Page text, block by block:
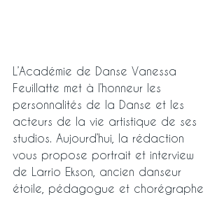
L’Académie de Danse Vanessa
Feuillatte met à l’honneur les
personnalités de la Danse et les
acteurs de la vie artistique de ses
studios. Aujourd’hui, la rédaction
vous propose portrait et interview
de Larrio Ekson, ancien danseur
étoile, pédagogue et chorégraphe